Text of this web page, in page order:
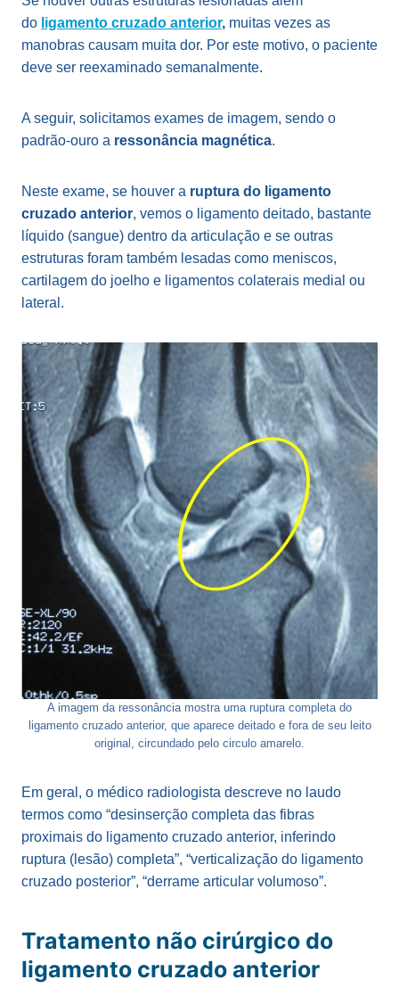
do ligamento cruzado anterior, muitas vezes as
manobras causam muita dor. Por este motivo, o paciente
deve ser reexaminado semanalmente.
A seguir, solicitamos exames de imagem, sendo o
padrão-ouro a ressonância magnética.
Neste exame, se houver a ruptura do ligamento
cruzado anterior, vemos o ligamento deitado, bastante
líquido (sangue) dentro da articulação e se outras
estruturas foram também lesadas como meniscos,
cartilagem do joelho e ligamentos colaterais medial ou
lateral.
A imagem da ressonância mostra uma ruptura completa do
ligamento cruzado anterior, que aparece deitado e fora de seu leito
original, circundado pelo circulo amarelo.
Em geral, o médico radiologista descreve no laudo
termos como “desinserção completa das fibras
proximais do ligamento cruzado anterior, inferindo
ruptura (lesão) completa”, “verticalização do ligamento
cruzado posterior”, “derrame articular volumoso”.
Tratamento não cirúrgico do
ligamento cruzado anterior